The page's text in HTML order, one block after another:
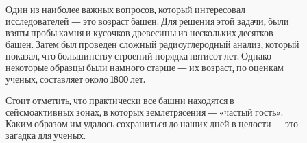
Один из наиболее важных вопросов, который интересовал
исследователей — это возраст башен. Для решения этой задачи, были
взяты пробы камня и кусочков древесины из нескольких десятков
башен. Затем был проведен сложный радиоуглеродный анализ, который
показал, что большинству строений порядка пятисот лет. Однако
некоторые образцы были намного старше — их возраст, по оценкам
ученых, составляет около 1800 лет.
Стоит отметить, что практически все башни находятся в
сейсмоактивных зонах, в которых землетрясения — «частый гость».
Каким образом им удалось сохраниться до наших дней в целости — это
загадка для ученых.